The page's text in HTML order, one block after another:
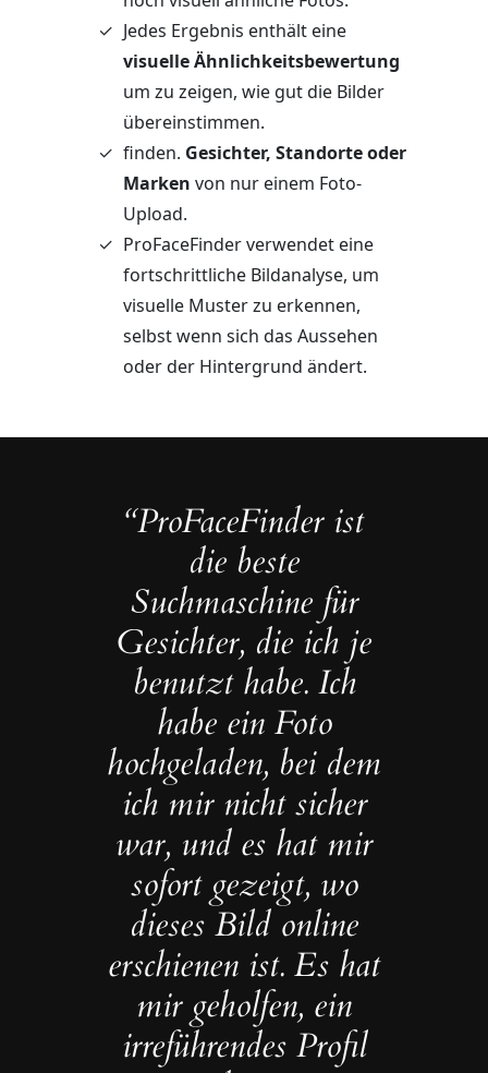
Jedes Ergebnis enthält eine
visuelle Ähnlichkeitsbewertung
um zu zeigen, wie gut die Bilder
übereinstimmen.
finden. Gesichter, Standorte oder
Marken von nur einem Foto-
Upload.
ProFaceFinder verwendet eine
fortschrittliche Bildanalyse, um
visuelle Muster zu erkennen,
selbst wenn sich das Aussehen
oder der Hintergrund ändert.
“ProFaceFinder ist
die beste
Suchmaschine für
Gesichter, die ich je
benutzt habe. Ich
habe ein Foto
hochgeladen, bei dem
ich mir nicht sicher
war, und es hat mir
sofort gezeigt, wo
dieses Bild online
erschienen ist. Es hat
mir geholfen, ein
irreführendes Profil